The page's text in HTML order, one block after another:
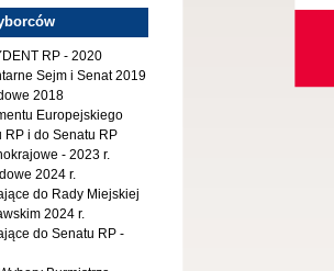
RP - 2020
Sejm i Senat 2019
2018
Europejskiego
RP i do Senatu RP
- 2023 r.
2024 r.
do Rady Miejskiej
2024 r.
do Senatu RP -